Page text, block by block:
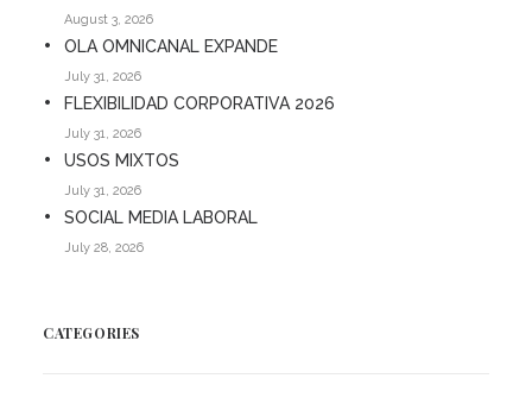
August 3, 2026
OLA OMNICANAL EXPANDE
July 31, 2026
FLEXIBILIDAD CORPORATIVA 2026
July 31, 2026
USOS MIXTOS
July 31, 2026
SOCIAL MEDIA LABORAL
July 28, 2026
CATEGORIES